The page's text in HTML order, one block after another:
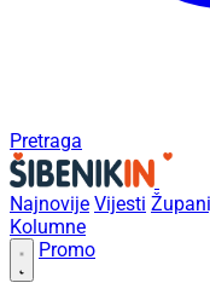
Pretraga
Najnovije Vijesti
Kolumne
Promo